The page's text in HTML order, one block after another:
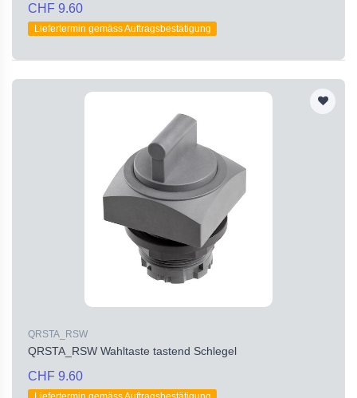
CHF 9.60
Liefertermin gemäss Auftragsbestätigung
QRSTA_RSW
QRSTA_RSW Wahltaste tastend Schlegel
CHF 9.60